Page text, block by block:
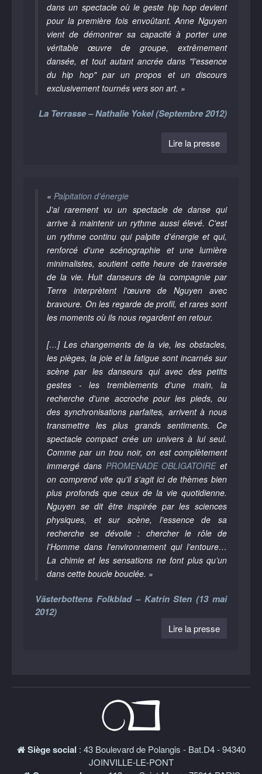
dans un spectacle où le geste hip hop devient
pour la première fois envoûtant. Anne Nguyen
vient de démontrer sa capacité à porter une
véritable œuvre de groupe, extrêmement
dansée, et tout autant ancrée dans "l’essence
du hip hop" par un propos et un discours
exclusivement tournés vers son art. »
La Terrasse – Nathalie Yokel (Septembre 2012)
Lire la presse
« Palpitation d'énergie
J’ai rarement vu un spectacle de danse qui
arrive à maintenir un rythme aussi élevé. C'est
un rythme continu qui palpite d'énergie et qui,
renforcé d'une scénographie et une lumière
minimalistes, soutient cette heure de traversée
de la vie. Huit danseurs de la compagnie par
Terre interprètent l'œuvre de Nguyen avec
bravoure. On les regarde de profil, et rares sont
les moments où ils nous regardent en retour.
[…] Les changements de la vie, les obstacles,
les pièges, la joie et la fatigue sont incarnés sur
scène par les danseurs qui avec des petits
gestes - les tremblements d'une main, la
recherche d'une accroche pour les pieds, ou
des synchronisations parfaites, arrivent à nous
transmettre les plus grands sentiments. Ce
spectacle compact crée un univers à lui seul.
Comme par un trou noir, on est complètement
immergé dans PROMENADE OBLIGATOIREet
on comprend vite qu'il s'agit ici de thèmes bien
plus profonds que ceux de la vie quotidienne.
Nguyen se dit être inspirée par les sciences
physiques, et sur scène, l’essence de sa
recherche se dévoile : chercher le rôle de
l'Homme dans l'environnement qui l’entoure…
La chimie et les sensations ne font plus qu’un
dans cette boucle bouclée. »
Västerbottens Folkblad – Katrin Sten (13 mai
2012)
Lire la presse
Siège social : 43 Boulevard de Polangis - Bat.D4 - 94340
JOINVILLE-LE-PONT